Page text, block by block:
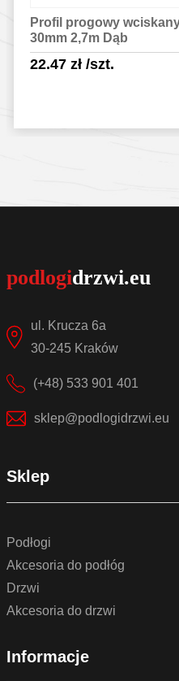
Profil progowy
30mm 2,7m Dąb
22.47 zł/szt.
ul. Krucza 6a
30-245 Kraków
(+48) 533 901 401
sklep@podlogidrzwi.eu
Sklep
Podłogi
Akcesoria do podłóg
Drzwi
Akcesoria do drzwi
Informacje